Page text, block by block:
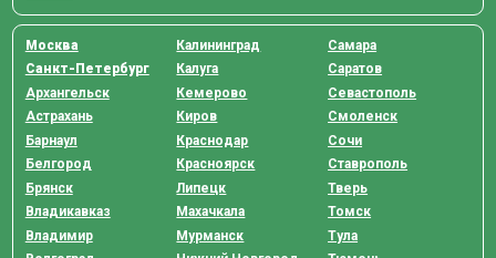
Москва
Санкт-Петербург
Архангельск
Астрахань
Барнаул
Белгород
Брянск
Владикавказ
Владимир
Калининград
Калуга
Кемерово
Киров
Краснодар
Красноярск
Липецк
Махачкала
Мурманск
Самара
Саратов
Севастополь
Смоленск
Сочи
Ставрополь
Тверь
Томск
Тула